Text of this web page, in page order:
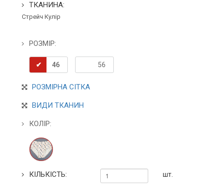
ТКАНИНА:
Стрейч Кулір
РОЗМІР:
46 56
РОЗМІРНА СІТКА
ВИДИ ТКАНИН
КОЛІР:
КІЛЬКІСТЬ: шт.